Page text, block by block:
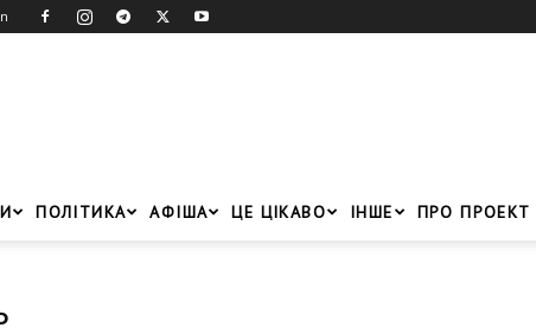
ПОЛІТИКА АФІША ЦЕ ЦІКАВО ІНШЕ ПРО ПРОЕКТ